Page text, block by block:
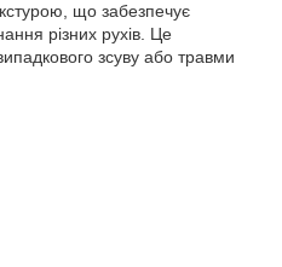
що забезпечує
різних рухів. Це
зсуву або травми